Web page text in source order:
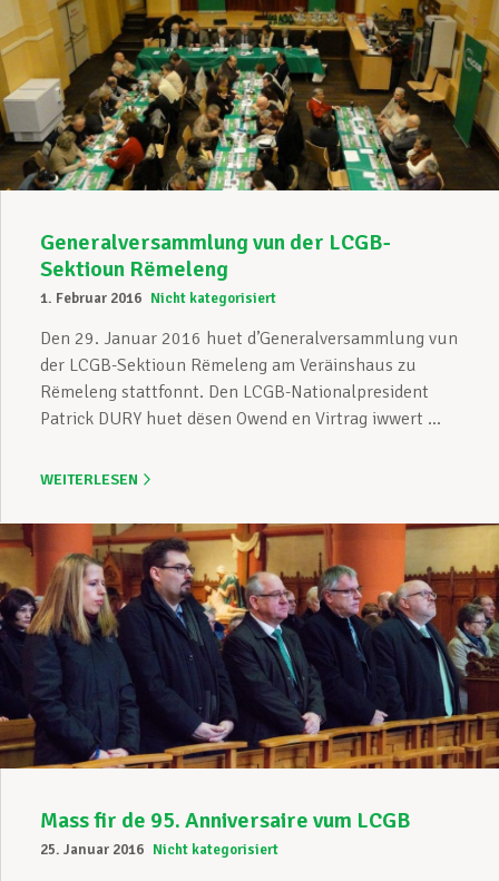
Generalversammlung vun der LCGB-
Sektioun Rëmeleng
1. Februar 2016 Nicht kategorisiert
Den 29. Januar 2016 huet d’Generalversammlung vun
der LCGB-Sektioun Rëmeleng am Veräinshaus zu
Rëmeleng stattfonnt. Den LCGB-Nationalpresident
Patrick DURY huet dësen Owend en Virtrag iwwert ...
WEITERLESEN
Mass fir de 95. Anniversaire vum LCGB
25. Januar 2016 Nicht kategorisiert